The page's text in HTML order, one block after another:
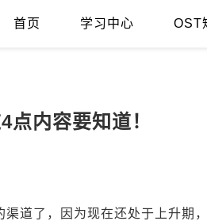
首页 学习中心 OST
内容要知道！
道了，因为现在还处于上升期